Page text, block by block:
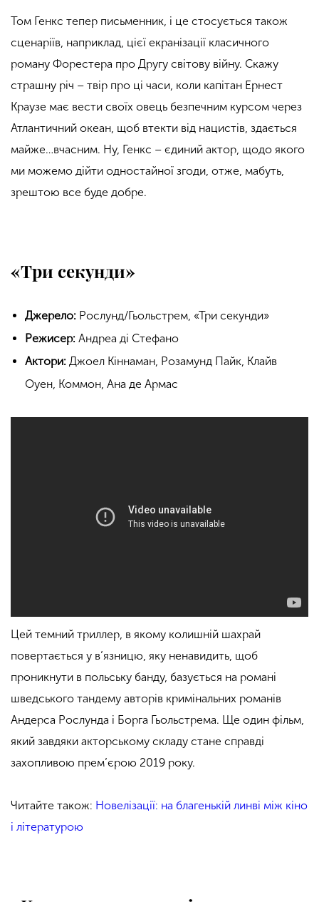
Том Генкс тепер письменник, і це стосується також
сценаріїв, наприклад, цієї екранізації класичного
роману Форестера про Другу світову війну. Скажу
страшну річ – твір про ці часи, коли капітан Ернест
Краузе має вести своїх овець безпечним курсом через
Атлантичний океан, щоб втекти від нацистів, здається
майже…вчасним. Ну, Генкс – єдиний актор, щодо якого
ми можемо дійти одностайної згоди, отже, мабуть,
зрештою все буде добре.
«Три секунди»
Джерело: Рослунд/Гьольстрем, «Три секунди»
Режисер: Андреа ді Стефано
Актори: Джоел Кіннаман, Розамунд Пайк, Клайв
Оуен, Коммон, Ана де Армас
Цей темний триллер, в якому колишній шахрай
повертається у в’язницю, яку ненавидить, щоб
проникнути в польську банду, базується на романі
шведського тандему авторів кримінальних романів
Андерса Рослунда і Борга Гьольстрема. Ще один фільм,
який завдяки акторському складу стане справді
захопливою прем’єрою 2019 року.
Читайте також: Новелізації: на благенькій линві між кіно
і літературою